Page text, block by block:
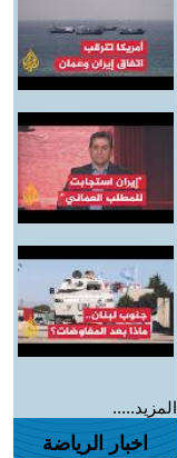
المزيد.....
اخبار الرياضة